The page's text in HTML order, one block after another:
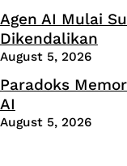
Agen AI Mulai
Dikendalikan
August 5, 2026
Paradoks
AI
August 5, 2026